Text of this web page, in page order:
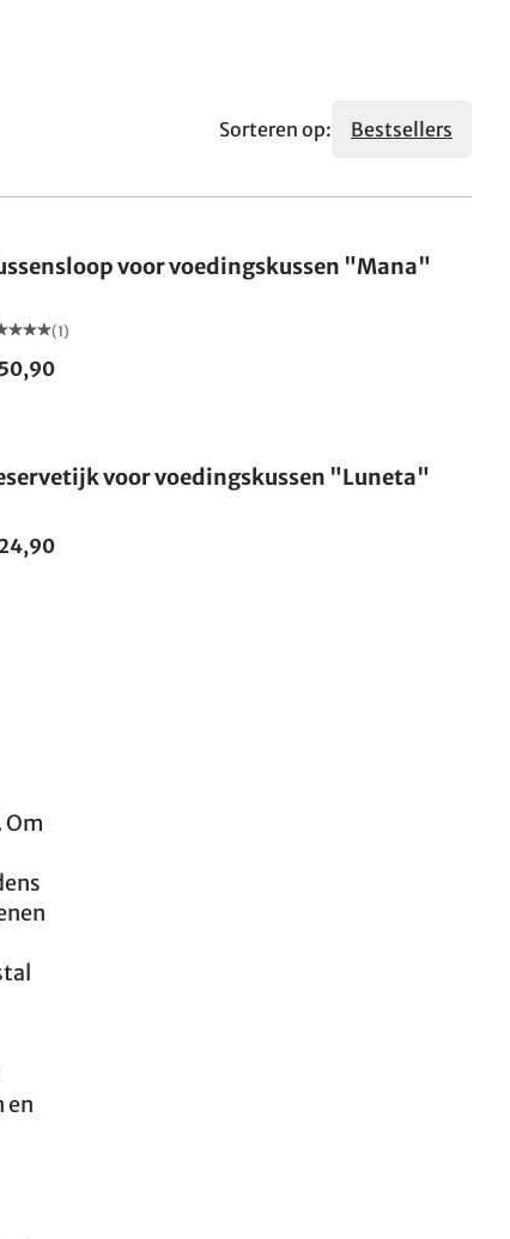
Sorteren op: Bestsellers
voor voedingskussen "Mana"
(1)
voor voedingskussen "Luneta"
en